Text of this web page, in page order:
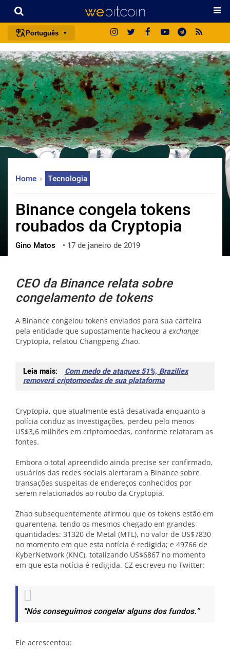
Português
português (BR)
english
español
français
italiano
deutsch
日本語
русский
العربية
ไทย
ქართული
vietnamese
Home Tecnologia
Binance congela tokens
roubados da Cryptopia
Gino Matos • 17 de janeiro de 2019
CEO da Binance relata sobre
congelamento de tokens
A Binance congelou tokens enviados para sua carteira
pela entidade que supostamente hackeou a exchange
Cryptopia, relatou Changpeng Zhao.
Leia mais:
Com medo de ataques 51%, Braziliex
removerá criptomoedas de sua plataforma
Cryptopia, que atualmente está desativada enquanto a
polícia conduz as investigações, perdeu pelo menos
US$3,6 milhões em criptomoedas, conforme relataram as
fontes.
Embora o total apreendido ainda precise ser confirmado,
usuários das redes sociais alertaram a Binance sobre
transações suspeitas de endereços conhecidos por
serem relacionados ao roubo da Cryptopia.
Zhao subsequentemente afirmou que os tokens estão em
quarentena, tendo os mesmos chegado em grandes
quantidades: 31320 de Metal (MTL), no valor de US$7830
no momento em que esta notícia é redigida; e 49766 de
KyberNetwork (KNC), totalizando US$6867 no momento
em que esta notícia é redigida. CZ escreveu no Twitter:
“Nós conseguimos congelar alguns dos fundos.”
Ele acrescentou: